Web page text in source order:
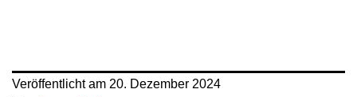
Veröffentlicht am 20. Dezember 2024